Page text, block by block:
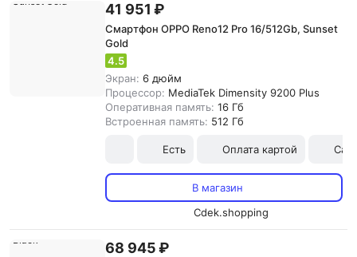
41 951 ₽
Смартфон OPPO Reno12 Pro 16/512Gb, Sunset
Gold
4.5
Экран: 6 дюйм
Процессор: MediaTek Dimensity 9200 Plus
Оперативная память: 16 Гб
Встроенная память: 512 Гб
Есть Оплата картой
В магазин
Cdek.shopping
68 945 ₽